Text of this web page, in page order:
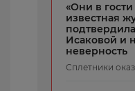
«Они в
известная
Исаковой и
неверность
Сплетники